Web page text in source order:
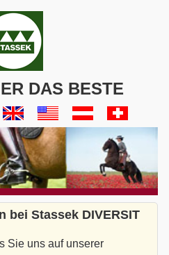
DAS BESTE
bei Stassek DIVERSIT
Sie uns auf unserer